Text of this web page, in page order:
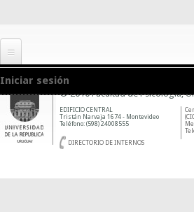
Iniciar sesión
© 2010 Facultad de Psicología,
EDIFICIO CENTRAL
Tristán Narvaja 1674 - Montevideo
Teléfono: (598) 24008555
DIRECTORIO DE INTERNOS